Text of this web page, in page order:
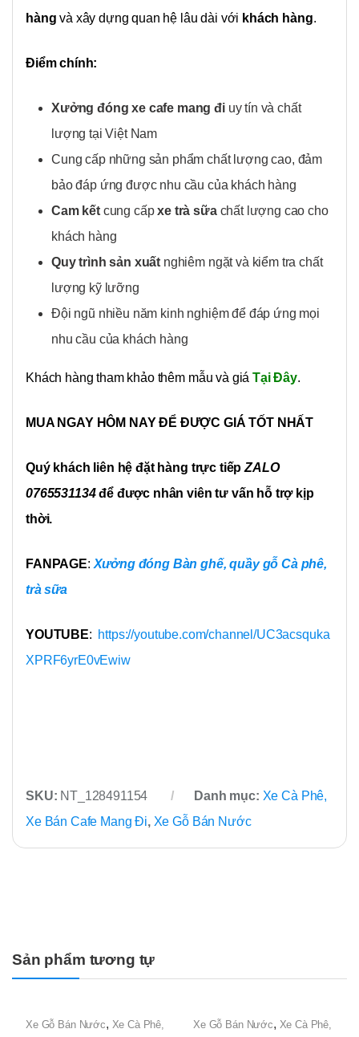
hàng và xây dựng quan hệ lâu dài với khách hàng.
Điểm chính:
Xưởng đóng xe cafe mang đi uy tín và chất
lượng tại Việt Nam
Cung cấp những sản phẩm chất lượng cao, đảm
bảo đáp ứng được nhu cầu của khách hàng
Cam kếtcung cấpxe trà sữachất lượng cao cho
khách hàng
Quy trình sản xuất nghiêm ngặt và kiểm tra chất
lượng kỹ lưỡng
Đội ngũ nhiều năm kinh nghiệm để đáp ứng mọi
nhu cầu của khách hàng
Khách hàng tham khảo thêm mẫu và giáTại Đây.
MUA NGAY HÔM NAY ĐỂ ĐƯỢC GIÁ TỐT NHẤT
Quý khách liên hệ đặt hàng trực tiếpZALO
0765531134để được nhân viên tư vấn hỗ trợ kịp
thời.
FANPAGE: Xưởng đóng Bàn ghế, quầy gỗ Cà phê,
trà sữa
YOUTUBE: https://youtube.com/channel/UC3acsquka
XPRF6yrE0vEwiw
SKU: NT_128491154 Danh mục: Xe Cà Phê,
Xe Bán Cafe Mang Đi, Xe Gỗ Bán Nước
Sản phẩm tương tự
Xe Gỗ Bán Nước, Xe Cà Phê,
Xe Gỗ Bán Nước, Xe Cà Phê,